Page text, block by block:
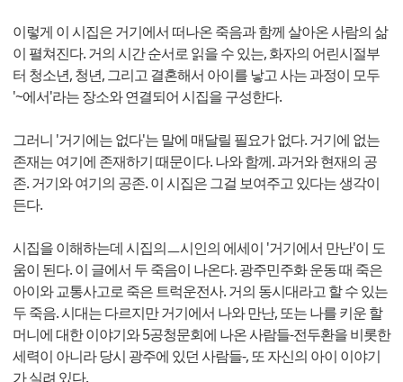
이렇게 이 시집은 거기에서 떠나온 죽음과 함께 살아온 사람의 삶
이 펼쳐진다. 거의 시간 순서로 읽을 수 있는, 화자의 어린시절부
터 청소년, 청년, 그리고 결혼해서 아이를 낳고 사는 과정이 모두
'~에서'라는 장소와 연결되어 시집을 구성한다.
그러니 '거기에는 없다'는 말에 매달릴 필요가 없다. 거기에 없는
존재는 여기에 존재하기 때문이다. 나와 함께. 과거와 현재의 공
존. 거기와 여기의 공존. 이 시집은 그걸 보여주고 있다는 생각이
든다.
시집을 이해하는데 시집의ㅡ시인의 에세이 '거기에서 만난'이 도
움이 된다. 이 글에서 두 죽음이 나온다. 광주민주화 운동 때 죽은
아이와 교통사고로 죽은 트럭운전사. 거의 동시대라고 할 수 있는
두 죽음. 시대는 다르지만 거기에서 나와 만난, 또는 나를 키운 할
머니에 대한 이야기와 5공청문회에 나온 사람들-전두환을 비롯한
세력이 아니라 당시 광주에 있던 사람들-, 또 자신의 아이 이야기
가 실려 있다.